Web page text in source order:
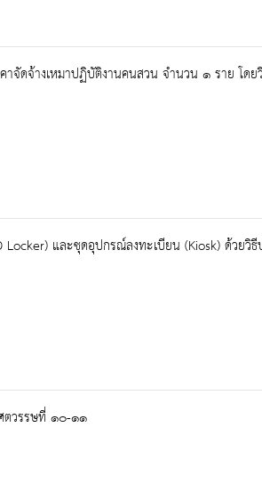
จัดจ้างเหมาปฏิบัติงานคนสวน จำนวน ๑ ราย โดย
และชุดอุปกรณ์ลงทะเบียน (Kiosk) ด้วยวิ
ตวรรษที่ ๑๐-๑๑